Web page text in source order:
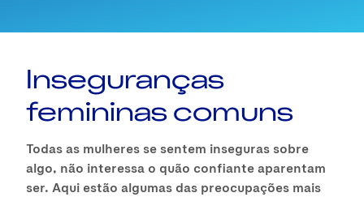
Inseguranças
femininas comuns
Todas as mulheres se sentem inseguras sobre
algo, não interessa o quão confiante aparentam
ser. Aqui estão algumas das preocupações mais